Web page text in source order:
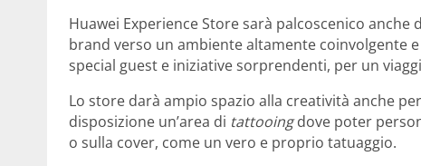
Huawei Experience Store sarà palcoscenico
brand verso un ambiente altamente coinvolgente
special guest e iniziative sorprendenti, per un
Lo store darà ampio spazio alla creatività anche
disposizione un’area di tattooingdove poter
o sulla cover, come un vero e proprio tatuaggio.